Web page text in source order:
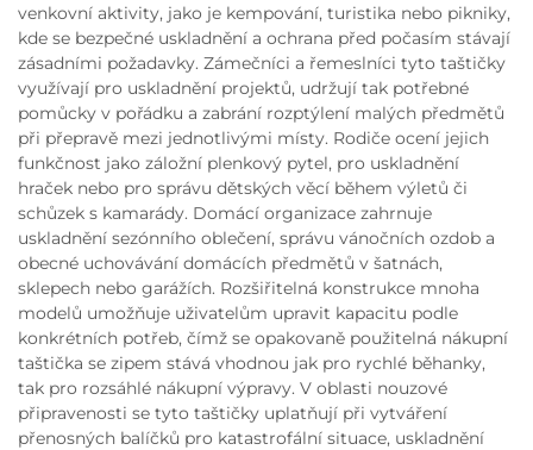
venkovní aktivity, jako je kempování, turistika nebo pikniky,
kde se bezpečné uskladnění a ochrana před počasím stávají
zásadními požadavky. Zámečníci a řemeslníci tyto taštičky
využívají pro uskladnění projektů, udržují tak potřebné
pomůcky v pořádku a zabrání rozptýlení malých předmětů
při přepravě mezi jednotlivými místy. Rodiče ocení jejich
funkčnost jako záložní plenkový pytel, pro uskladnění
hraček nebo pro správu dětských věcí během výletů či
schůzek s kamarády. Domácí organizace zahrnuje
uskladnění sezónního oblečení, správu vánočních ozdob a
obecné uchovávání domácích předmětů v šatnách,
sklepech nebo garážích. Rozšiřitelná konstrukce mnoha
modelů umožňuje uživatelům upravit kapacitu podle
konkrétních potřeb, čímž se opakovaně použitelná nákupní
taštička se zipem stává vhodnou jak pro rychlé běhanky,
tak pro rozsáhlé nákupní výpravy. V oblasti nouzové
připravenosti se tyto taštičky uplatňují při vytváření
přenosných balíčků pro katastrofální situace, uskladnění